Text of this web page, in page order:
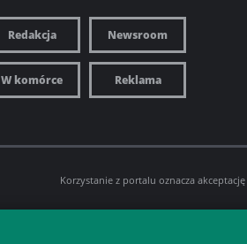
Redakcja Newsroom
W komórce Reklama
Korzystanie z portalu oznacza akceptację